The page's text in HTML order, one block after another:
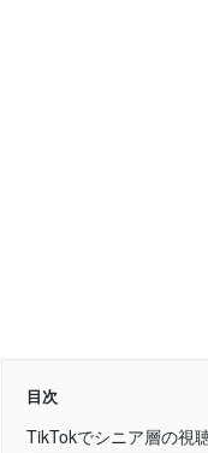
目次
TikTokでシニア層の視